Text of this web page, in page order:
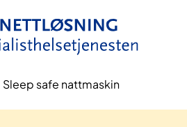
Sleep safe nattmaskin